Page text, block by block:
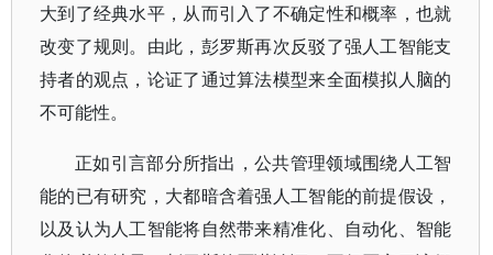
大到了经典水平，从而引入了不确定性和概率，也就
改变了规则。由此，彭罗斯再次反驳了强人工智能支
持者的观点，论证了通过算法模型来全面模拟人脑的
不可能性。
正如引言部分所指出，公共管理领域围绕人工智
能的已有研究，大都暗含着强人工智能的前提假设，
以及认为人工智能将自然带来精准化、自动化、智能